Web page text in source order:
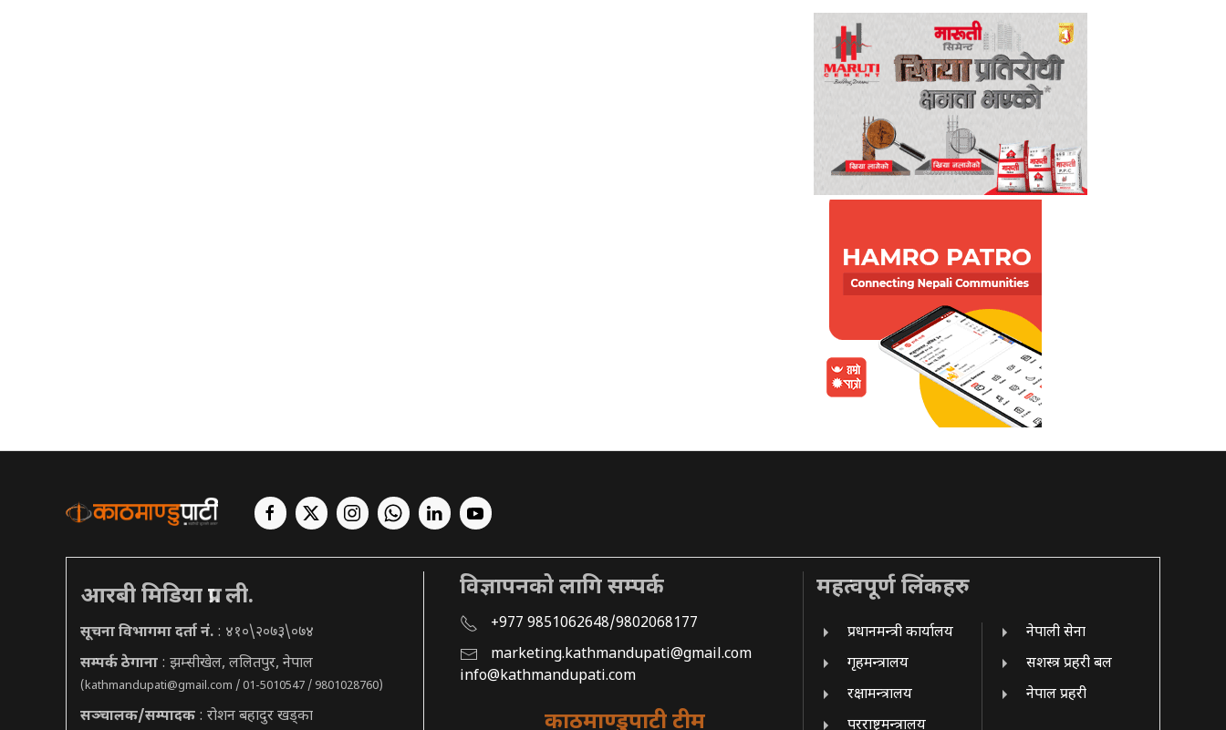
आरबी मिडिया प्रा. ली.
सूचना विभागमा दर्ता नं. : ४१०\२०७३\०७४
सम्पर्क ठेगाना : झम्सीखेल, ललितपुर, नेपाल
(kathmandupati@gmail.com / 01-5010547 / 9801028760)
सञ्चालक/सम्पादक : रोशन बहादुर खड्का
विज्ञापनको लागि सम्पर्क
+977 9851062648/9802068177
marketing.kathmandupati@gmail.com
info@kathmandupati.com
काठमाण्डुपाटी टीम
महत्वपूर्ण लिंकहरु
प्रधानमन्त्री कार्यालय
गृहमन्त्रालय
रक्षामन्त्रालय
परराष्ट्रमन्त्रालय
नेपाली सेना
सशस्त्र प्रहरी बल
नेपाल प्रहरी